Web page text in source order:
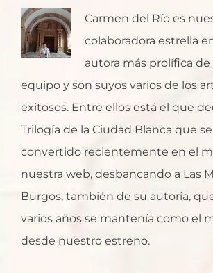
Carmen del Río es
colaboradora estrella
autora más prolífica
equipo y son suyos varios de los
exitosos. Entre ellos está el que
Trilogía de la Ciudad Blanca que
convertido recientemente en el
nuestra web, desbancando a Las
Burgos, también de su autoría,
varios años se mantenía como el
desde nuestro estreno.